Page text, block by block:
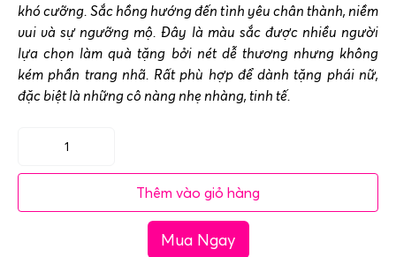
khó cưỡng. Sắc hồng hướng đến tình yêu chân thành, niềm
vui và sự ngưỡng mộ. Đây là màu sắc được nhiều người
lựa chọn làm quà tặng bởi nét dễ thương nhưng không
kém phần trang nhã. Rất phù hợp để dành tặng phái nữ,
đặc biệt là những cô nàng nhẹ nhàng, tinh tế.
Bình
hoa
Thêm vào giỏ hàng
Mua Ngay